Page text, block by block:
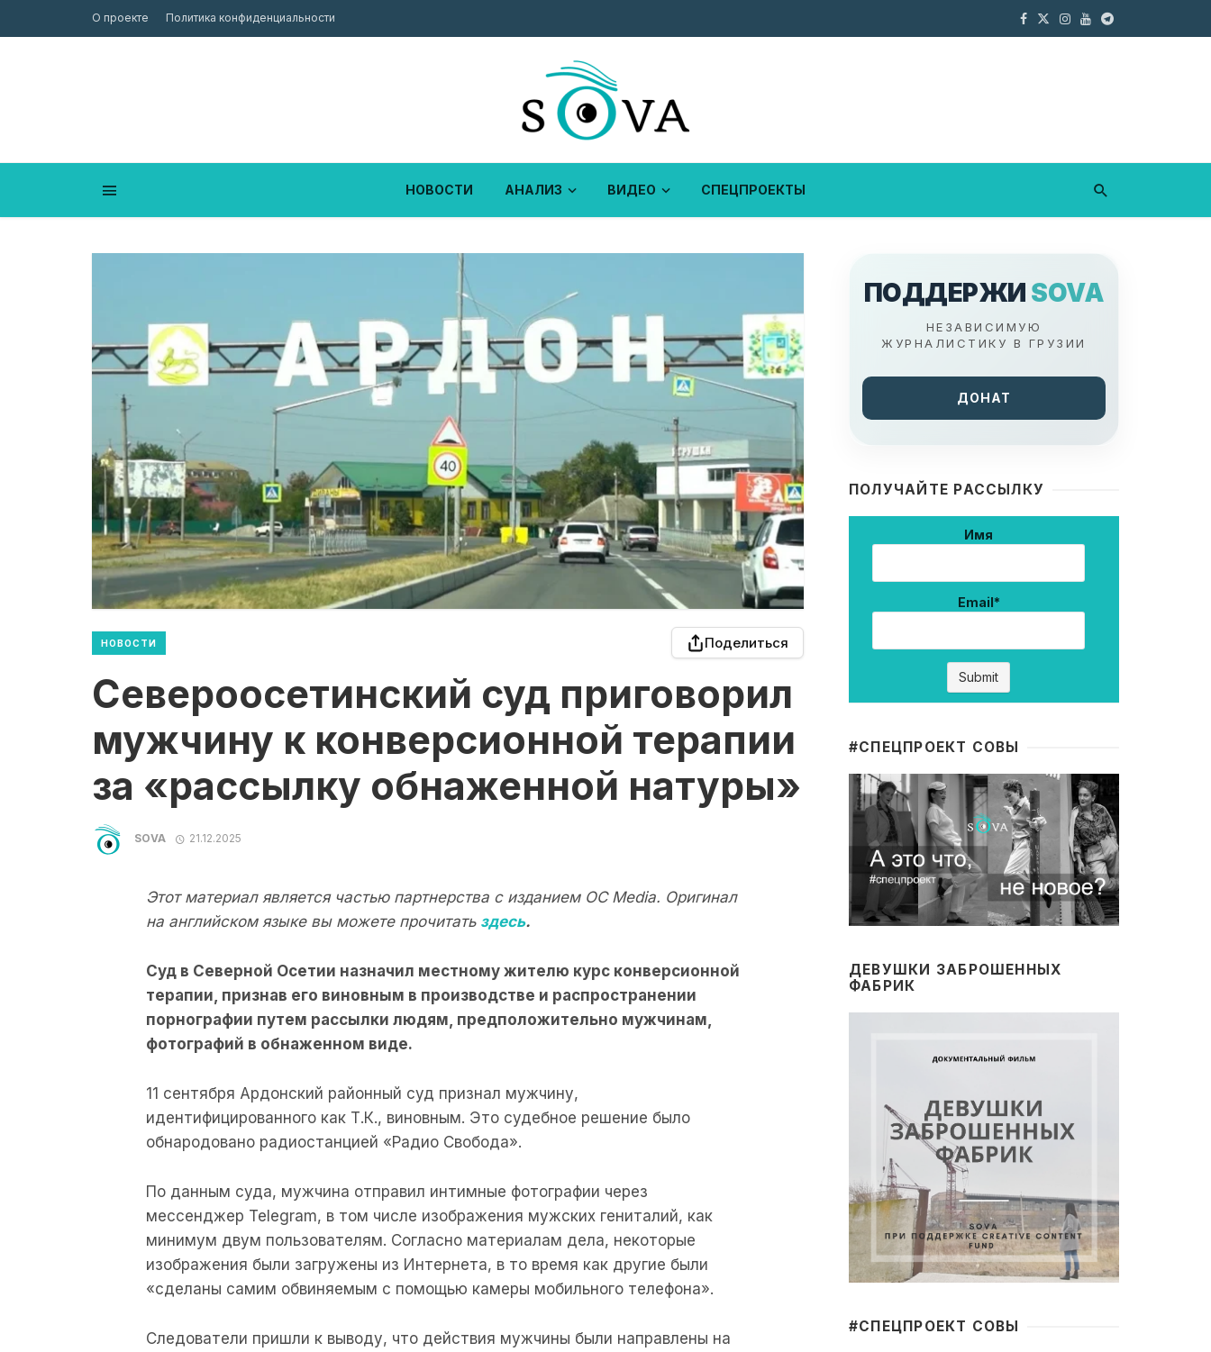
О проекте Политика конфиденциальности
НОВОСТИ АНАЛИЗ ВИДЕО СПЕЦПРОЕКТЫ
НОВОСТИ Поделиться
Североосетинский суд приговорил
мужчину к конверсионной терапии
за «рассылку обнаженной натуры»
SOVA 21.12.2025
Этот материал является частью партнерства с изданием OC Media. Оригинал
на английском языке вы можете прочитать здесь.
Суд в Северной Осетии назначил местному жителю курс конверсионной
терапии, признав его виновным в производстве и распространении
порнографии путем рассылки людям, предположительно мужчинам,
фотографий в обнаженном виде.
11 сентября Ардонский районный суд признал мужчину,
идентифицированного как Т.К., виновным. Это судебное решение было
обнародовано радиостанцией «Радио Свобода».
По данным суда, мужчина отправил интимные фотографии через
мессенджер Telegram, в том числе изображения мужских гениталий, как
минимум двум пользователям. Согласно материалам дела, некоторые
изображения были загружены из Интернета, в то время как другие были
«сделаны самим обвиняемым с помощью камеры мобильного телефона».
Следователи пришли к выводу, что действия мужчины были направлены на
ПОДДЕРЖИ SOVA
НЕЗАВИСИМУЮ
ЖУРНАЛИСТИКУ В ГРУЗИИ
ДОНАТ
ПОЛУЧАЙТЕ РАССЫЛКУ
Имя
Email*
#CПЕЦПРОЕКТ СОВЫ
ДЕВУШКИ ЗАБРОШЕННЫХ
ФАБРИК
#CПЕЦПРОЕКТ СОВЫ